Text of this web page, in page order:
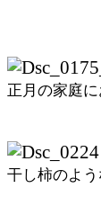
正月の家庭
干し柿のよ